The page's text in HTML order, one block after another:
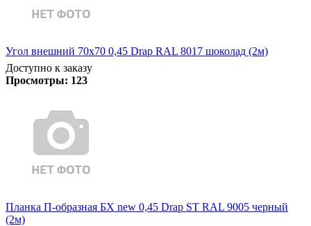
Угол внешний 70х70 0,45 Drap RAL 8017 шоколад (2м)
Доступно к заказу
Просмотры: 123
Планка П-образная БХ new 0,45 Drap ST RAL 9005 черный
(2м)